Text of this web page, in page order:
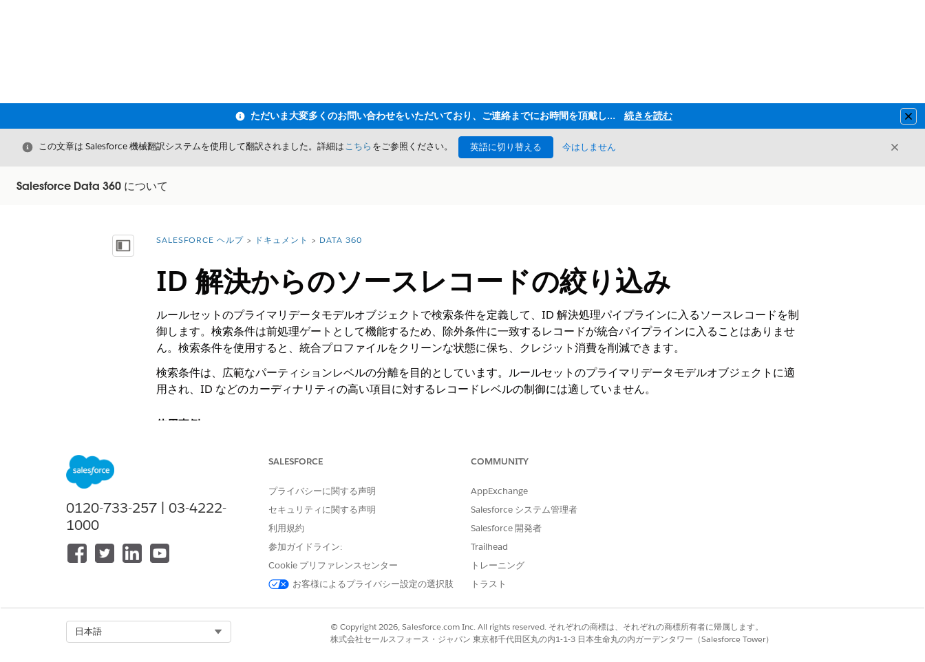
ただいま大変多くのお問い合わせをいただいており、ご連絡までにお時間を頂戴しております 続きを読む
閉じる
この文章は Salesforce 機械翻訳システムを使用して翻訳されました。詳細はこちら をご参照ください。 英語に切り替える 今はしません 閉じる
Salesforce Data 360 について
目次を表示詳細情報:
SALESFORCE ヘルプ ドキュメント DATA 360
ID 解決からのソースレコードの絞り込み
ルールセットのプライマリデータモデルオブジェクトで検索条件を定義して、ID 解決処理パイプラインに入るソースレコードを制
御します。検索条件は前処理ゲートとして機能するため、除外条件に一致するレコードが統合パイプラインに入ることはありませ
ん。検索条件を使用すると、統合プロファイルをクリーンな状態に保ち、クレジット消費を削減できます。
検索条件は、広範なパーティションレベルの分離を目的としています。ルールセットのプライマリデータモデルオブジェクトに適
用され、ID などのカーディナリティの高い項目に対するレコードレベルの制御には適していません。
使用事例
両方が含まれている場合、RecordType = "B2B"
などの検索条件を B2B ルールセットに追加します。法人取引先はコンシューマー統合から、
一致ルールをテストするためのサンプルデータセットの
データセット全体で ID 解決を実行する前に、データソースで絞り込んで代表的な
サンプルのみを処理します。一致ルールと調整ルールの結果を評価し、設定を絞り込み、検索条件を削除してデータセット全体を処理します。
の分離 — 検証済みのCRMデータと共に処理速度が高いまたは品質が低いデータソースがある場合、検索条件を使用して検
証済みのソースのみを特定のルールセットに含めます。
AND/OR ロジックを使用して、グループ内およびグループ間で条件を組み合わせます。標準演算子は建物の条件で使用できま
0120-733-257 | 03-4222-
1000
SALESFORCE
プライバシーに関する声明
セキュリティに関する声明
利用規約
参加ガイドライン:
Cookie プリファレンスセンター
お客様によるプライバシー設定の選択肢
COMMUNITY
AppExchange
Salesforce システム管理者
Salesforce 開発者
Trailhead
トレーニング
トラスト
日本語
© Copyright 2026, Salesforce.com Inc. All rights reserved. それぞれの商標は、それぞれの商標所有者に帰属します。
株式会社セールスフォース・ジャパン 東京都千代田区丸の内1-1-3 日本生命丸の内ガーデンタワー（Salesforce Tower）